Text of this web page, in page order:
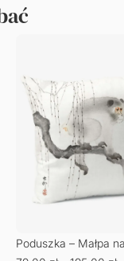
Poduszka – Małpa